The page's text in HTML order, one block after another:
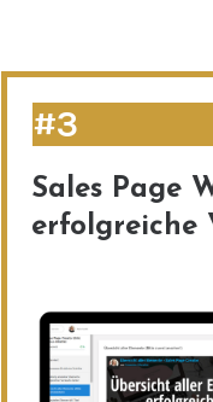
#3
Sales Page
erfolgreiche